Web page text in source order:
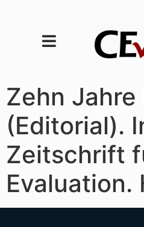
Zehn Jahre
(Editorial).
Zeitschrift
Evaluation.